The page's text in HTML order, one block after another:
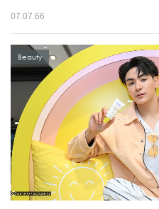
07.07.66
Beauty